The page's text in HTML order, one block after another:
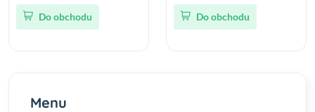
Do obchodu Do obchodu
Menu